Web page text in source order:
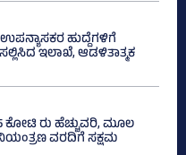
ಹುದ್ದೆಗಳಿಗೆ
ಇಲಾಖೆ, ಆಡಳಿತಾತ್ಮಕ
ಕೋಟಿ ರು ಹೆಚ್ಚುವರಿ, ಮೂಲ
ವರದಿಗೆ ಸಕ್ಷಮ